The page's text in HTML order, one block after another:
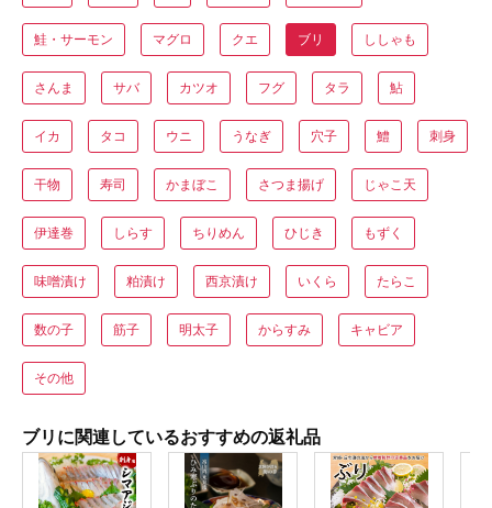
鮭・サーモン マグロ クエ ブリ ししゃも
さんま サバ カツオ フグ タラ 鮎
イカ タコ ウニ うなぎ 穴子 鱧 刺身
干物 寿司 かまぼこ さつま揚げ じゃこ天
伊達巻 しらす ちりめん ひじき もずく
味噌漬け 粕漬け 西京漬け いくら たらこ
数の子 筋子 明太子 からすみ キャビア
その他
ブリに関連しているおすすめの返礼品